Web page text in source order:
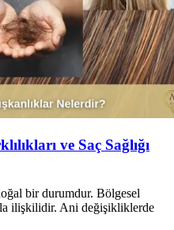
ve Saç Sağlığı
bir durumdur. Bölgesel
ilişkilidir. Ani değişikliklerde